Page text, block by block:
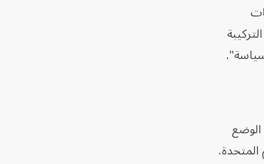
المتحدة.